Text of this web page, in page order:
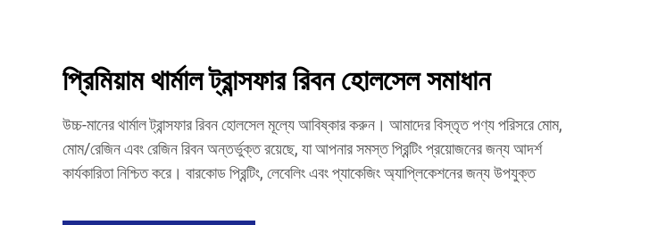
প্রিমিয়াম থার্মাল ট্রান্সফার রিবন হোলসেল সমাধান
উচ্চ-মানের থার্মাল ট্রান্সফার রিবন হোলসেল মূল্যে আবিষ্কার করুন। আমাদের বিস্তৃত পণ্য পরিসরে মোম,
মোম/রেজিন এবং রেজিন রিবন অন্তর্ভুক্ত রয়েছে, যা আপনার সমস্ত প্রিন্টিং প্রয়োজনের জন্য আদর্শ
কার্যকারিতা নিশ্চিত করে। বারকোড প্রিন্টিং, লেবেলিং এবং প্যাকেজিং অ্যাপ্লিকেশনের জন্য উপযুক্ত